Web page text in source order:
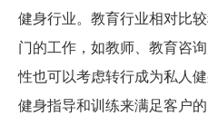
健身行业。教育行业相对比
门的工作，如教师、教育咨
性也可以考虑转行成为私人
健身指导和训练来满足客户的